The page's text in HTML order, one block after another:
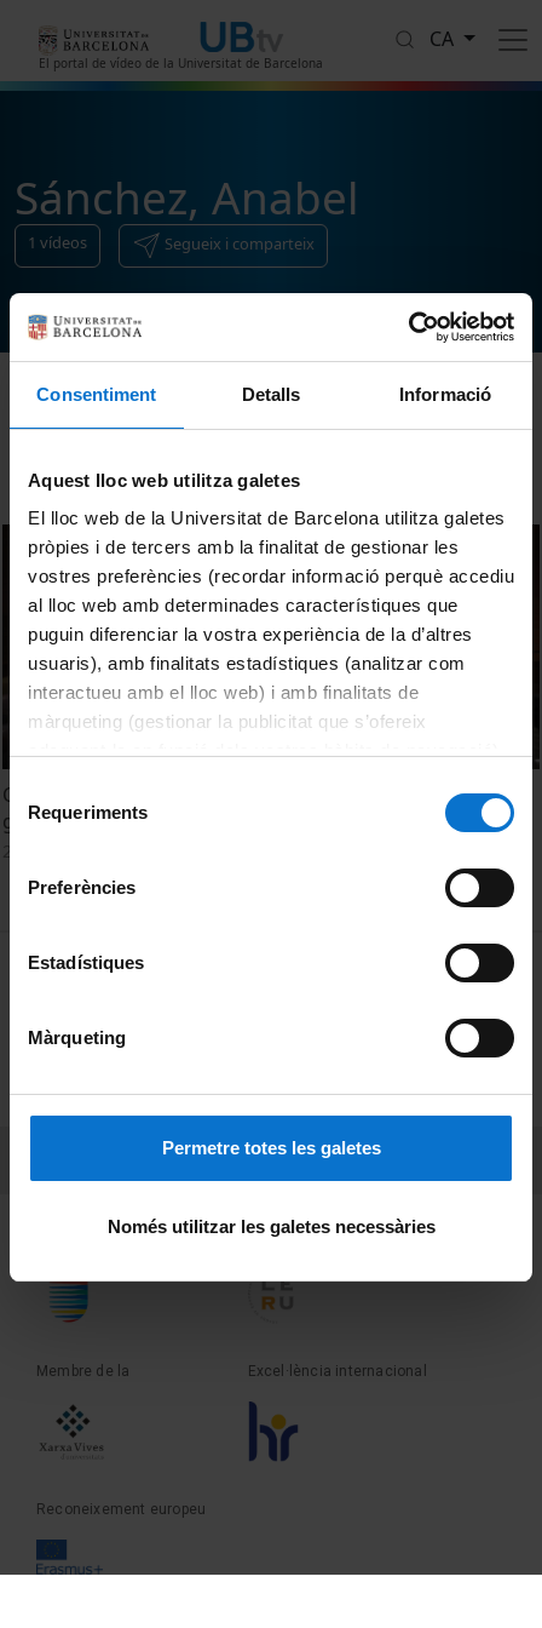
Consentiment Detalls Informació
Aquest lloc web utilitza galetes
El lloc web de la Universitat de Barcelona utilitza galetes
pròpies i de tercers amb la finalitat de gestionar les
vostres preferències (recordar informació perquè accediu
al lloc web amb determinades característiques que
puguin diferenciar la vostra experiència de la d’altres
usuaris), amb finalitats estadístiques (analitzar com
interactueu amb el lloc web) i amb finalitats de
màrqueting (gestionar la publicitat que s’ofereix
consultar laPolítica de galetes del lloc web de la
Selecció
de Requeriments
Preferències
Estadístiques
Màrqueting
Permetre totes les galetes
Només utilitzar les galetes necessàries
El portal de vídeo de la Universitat de Barcelona
CA
Sánchez, Anabel
1 vídeos Segueix i comparteix
Ordenar
Col·loqui Premi Margalef 2023: How ecology can help to
get through the changes?
MENÚ PEU 1
Privadesa i termes
Sobre UBtv
Fundadora de la Membre de la
Membre de la Excel·lència internacional
Reconeixement europeu